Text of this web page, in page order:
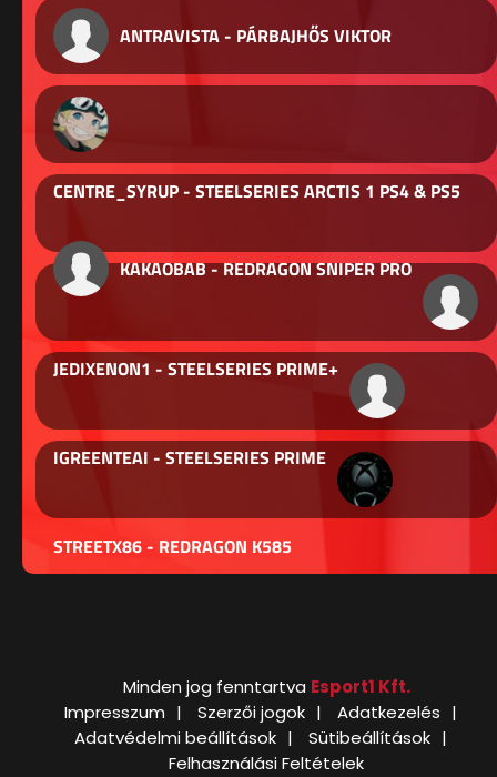
ANTRAVISTA - PÁRBAJHŐS VIKTOR
CENTRE_SYRUP - STEELSERIES ARCTIS 1 PS4 & PS5
KAKAOBAB - REDRAGON SNIPER PRO
JEDIXENON1 - STEELSERIES PRIME+
IGREENTEAI - STEELSERIES PRIME
STREETX86 - REDRAGON K585
Minden jog fenntartva Esport1 Kft.
Impresszum
Szerzői jogok
Adatkezelés
Adatvédelmi beállítások
Sütibeállítások
Felhasználási Feltételek